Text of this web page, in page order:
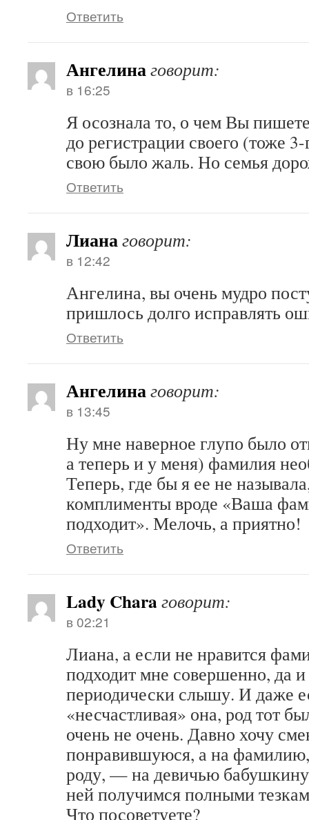
Ответить
Ангелинаговорит:
в 16:25
Я осознала то, о чем Вы
до регистрации своего (тоже
свою было жаль. Но семья
Ответить
Лианаговорит:
в 12:42
Ангелина, вы очень мудро
пришлось долго исправлять
Ответить
Ангелинаговорит:
в 13:45
Ну мне наверное глупо было
а теперь и у меня) фамилия
Теперь, где бы я ее не
комплименты вроде «Ваша
подходит». Мелочь, а приятно!
Ответить
Lady Charaговорит:
в 02:21
Лиана, а если не нравится
подходит мне совершенно, да и
периодически слышу. И даже
«несчастливая» она, род тот
очень не очень. Давно хочу
понравившуюся, а на
роду, — на девичью
ней получимся полными
Что посоветуете?